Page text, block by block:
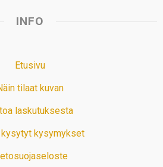
INFO
Etusivu
tilaat kuvan
laskutuksesta
kysytyt kysymykset